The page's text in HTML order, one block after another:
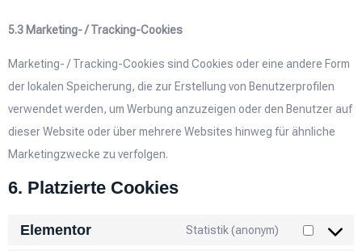
5.3 Marketing- / Tracking-Cookies
Marketing- / Tracking-Cookies sind Cookies oder eine andere Form
der lokalen Speicherung, die zur Erstellung von Benutzerprofilen
verwendet werden, um Werbung anzuzeigen oder den Benutzer auf
dieser Website oder über mehrere Websites hinweg für ähnliche
Marketingzwecke zu verfolgen.
6. Platzierte Cookies
Elementor Statistik (anonym)